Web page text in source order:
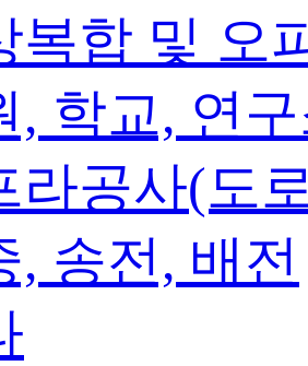
복합 및 오
, 학교, 연
라공사(도
, 송전, 배전